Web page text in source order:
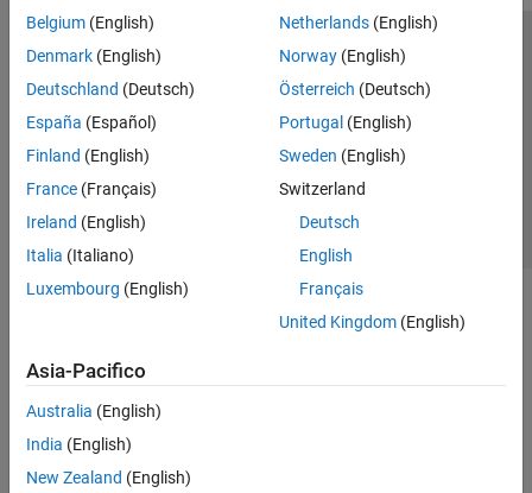
Belgium (English)
Denmark (English)
Deutschland (Deutsch)
España (Español)
Finland (English)
France (Français)
Ireland (English)
Italia (Italiano)
Luxembourg (English)
Netherlands(English)
Norway(English)
Österreich (Deutsch)
Portugal (English)
Sweden (English)
Switzerland
Deutsch
English
Français
United Kingdom(English)
Asia-Pacifico
Australia (English)
India (English)
New Zealand (English)
Centro di fiducia
Informativa sulla privacy
Antipirateria
Stato dell'applicazione
Contatti
© 1994-2026 The MathWorks, Inc.